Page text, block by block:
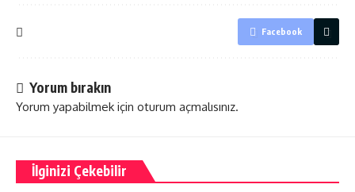
Facebook
Yorum bırakın
Yorum yapabilmek için oturum açmalısınız.
İlginizi Çekebilir